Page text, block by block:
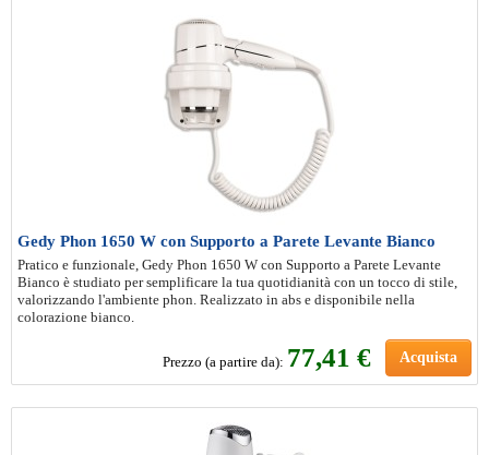
Gedy Phon 1650 W con Supporto a Parete Levante Bianco
Pratico e funzionale, Gedy Phon 1650 W con Supporto a Parete Levante
Bianco è studiato per semplificare la tua quotidianità con un tocco di stile,
valorizzando l'ambiente phon. Realizzato in abs e disponibile nella
colorazione bianco.
Prezzo (a partire da): 77,41 € Acquista